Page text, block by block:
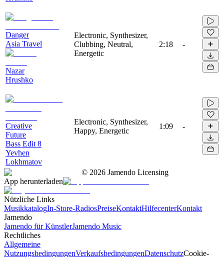
Danger
Asia Travel
Nazar
Hrushko
Electronic, Synthesizer,
Clubbing, Neutral,
Energetic
2:18 -
Creative
Future
Bass Edit 8
Yevhen
Lokhmatov
Electronic, Synthesizer,
Happy, Energetic
1:09 -
© 2026 Jamendo Licensing
App herunterladen
Nützliche Links
MusikkatalogIn-Store-RadiosPreiseKontaktHilfecenterKontakt
Jamendo
Jamendo für KünstlerJamendo Music
Rechtliches
Allgemeine
NutzungsbedingungenVerkaufsbedingungenDatenschutzCookie-